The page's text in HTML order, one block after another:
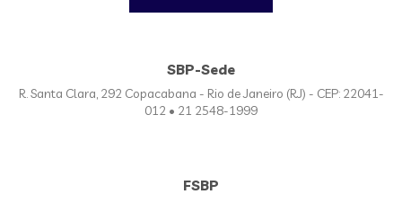
SBP-Sede
R. Santa Clara, 292 Copacabana - Rio de Janeiro (RJ) - CEP: 22041-
012 • 21 2548-1999
FSBP